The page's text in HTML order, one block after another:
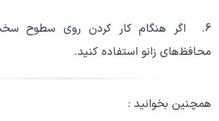
6. اگر هنگام کار کردن روی سطوح سخت
محافظ‌های زانو استفاده کنید.
همچنین بخوانید :